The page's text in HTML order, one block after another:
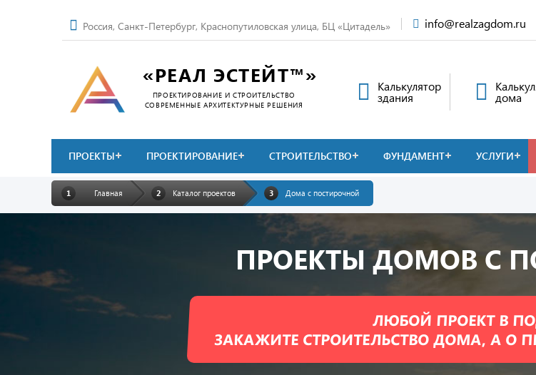
Россия, Санкт-Петербург, Краснопутиловская улица, БЦ «Цитадель» info@realzagdom.ru
«РЕАЛ ЭСТЕЙТ™»
ПРОЕКТИРОВАНИЕ И СТРОИТЕЛЬСТВО
СОВРЕМЕННЫЕ АРХИТЕКТУРНЫЕ РЕШЕНИЯ
дома
Калькулятор
здания
ПРОЕКТЫ ПРОЕКТИРОВАНИЕ СТРОИТЕЛЬСТВО ФУНДАМЕНТ УСЛУГИ
Главная Каталог проектов Дома с постирочной
ПРОЕКТЫ ДОМОВ С
ЛЮБОЙ ПРОЕКТ В
ЗАКАЖИТЕ СТРОИТЕЛЬСТВО ДОМА, А О